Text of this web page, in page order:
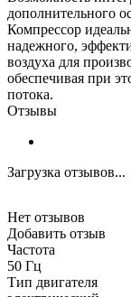
дополнительного
Компрессор
надежного,
воздуха для
обеспечивая при
потока.
Отзывы
Загрузка отзывов...
Нет отзывов
Добавить отзыв
Частота
50 Гц
Тип двигателя